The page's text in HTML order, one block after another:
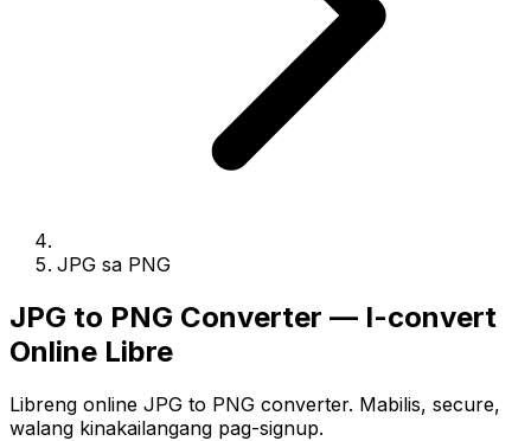
JPG sa PNG
JPG to PNG Converter — I-convert
Online Libre
Libreng online JPG to PNG converter. Mabilis, secure,
walang kinakailangang pag-signup.